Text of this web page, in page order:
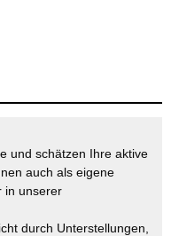
und schätzen Ihre aktive
auch als eigene
in unserer
durch Unterstellungen,